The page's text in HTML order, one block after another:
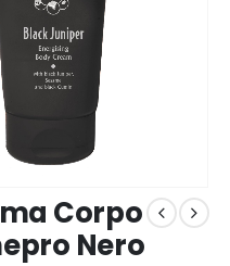
Corpo
Nero